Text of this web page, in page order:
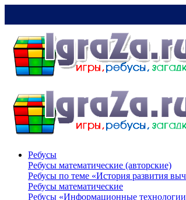
Ребусы
Ребусы математические (авторские)
Ребусы по теме «История развития
Ребусы математические
Ребусы «Информационные